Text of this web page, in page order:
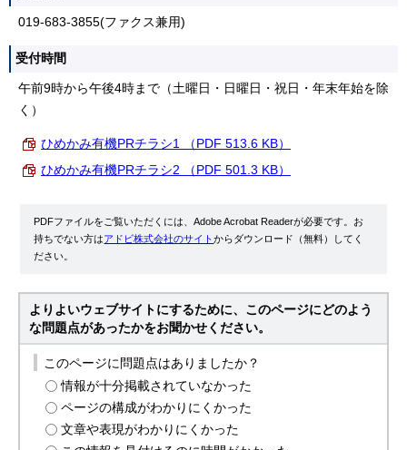
019-683-3855(ファクス兼用)
受付時間
午前9時から午後4時まで（土曜日・日曜日・祝日・年末年始を除
く）
ひめかみ有機PRチラシ1 （PDF 513.6 KB）
ひめかみ有機PRチラシ2 （PDF 501.3 KB）
PDFファイルをご覧いただくには、Adobe Acrobat Readerが必要です。お
持ちでない方はアドビ株式会社のサイトからダウンロード（無料）してく
ださい。
よりよいウェブサイトにするために、このページにどのよう
な問題点があったかをお聞かせください。
このページに問題点はありましたか？
情報が十分掲載されていなかった
ページの構成がわかりにくかった
文章や表現がわかりにくかった